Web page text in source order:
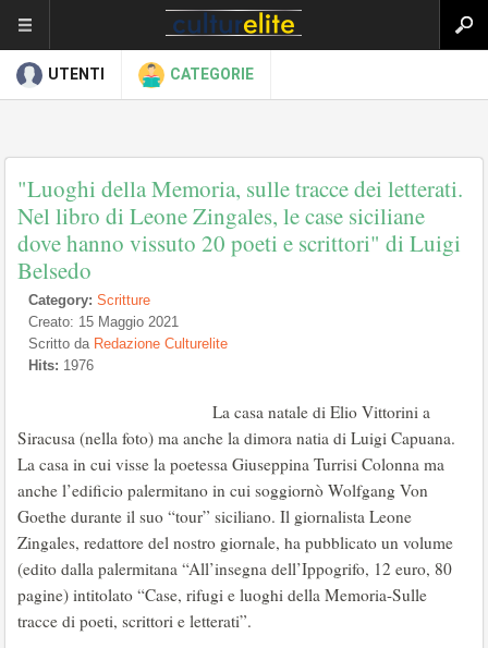
UTENTI CATEGORIE
"Luoghi della Memoria, sulle tracce dei letterati.
Nel libro di Leone Zingales, le case siciliane
dove hanno vissuto 20 poeti e scrittori" di Luigi
Belsedo
Category: Scritture
Creato: 15 Maggio 2021
Scritto da Redazione Culturelite
Hits: 1976
La casa natale di Elio Vittorini a
Siracusa (nella foto) ma anche la dimora natia di Luigi Capuana.
La casa in cui visse la poetessa Giuseppina Turrisi Colonna ma
anche l’edificio palermitano in cui soggiornò Wolfgang Von
Goethe durante il suo “tour” siciliano. Il giornalista Leone
Zingales, redattore del nostro giornale, ha pubblicato un volume
(edito dalla palermitana “All’insegna dell’Ippogrifo, 12 euro, 80
pagine) intitolato “Case, rifugi e luoghi della Memoria-Sulle
tracce di poeti, scrittori e letterati”.